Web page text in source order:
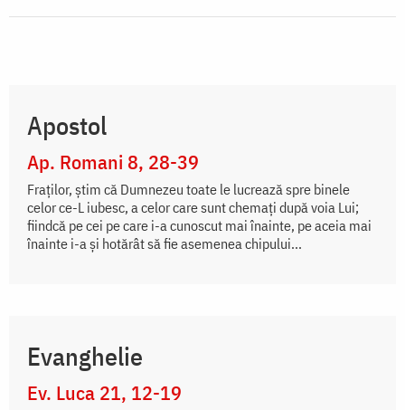
Apostol
Ap. Romani 8, 28-39
Fraţilor, ştim că Dumnezeu toate le lucrează spre binele
celor ce-L iubesc, a celor care sunt chemaţi după voia Lui;
fiindcă pe cei pe care i-a cunoscut mai înainte, pe aceia mai
înainte i-a şi hotărât să fie asemenea chipului...
Evanghelie
Ev. Luca 21, 12-19